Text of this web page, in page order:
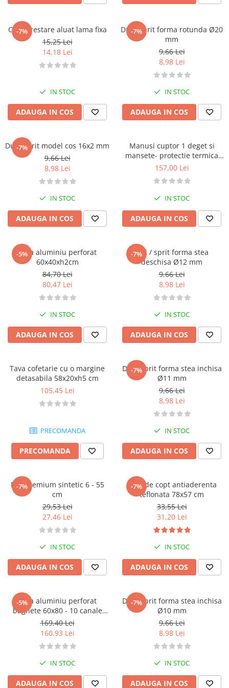
Dispozitive Cofetarie,
Mixere planetare
Aparate copt tarte
Aparate si Matrite/Chitare
Pulverizatoare
Matrice Patiserie
Forme Briose
Forme Metal
Forme Silicon
Ustensile Decorare
Accesorii Posuri
Duiuri, Sprituri Decorare
Seturi Decorare
Ustensile, Accesorii Cofetarie,
Site, Gratare,Blaturi taiere
Termometru
Cani, Flacoane, Boluri, Vase
Cutite, Raschete
Diverse Ustensile de Lucru
Spatule, Teluri, Pensule
-7%
Cutit crestare aluat lama fixa
15,25 Lei
14,18 Lei
IN STOC
ADAUGA IN COS
-7%
Dui / sprit forma rotunda Ø20
mm
9,66 Lei
8,98 Lei
IN STOC
ADAUGA IN COS
-7%
Dui / sprit model cos 16x2 mm
9,66 Lei
8,98 Lei
IN STOC
ADAUGA IN COS
Manusi cuptor 1 deget si
mansete- protectie termica
profesionala
157,00 Lei
IN STOC
ADAUGA IN COS
-5%
Tava aluminiu perforat
60x40xh2cm
84,70 Lei
80,47 Lei
IN STOC
ADAUGA IN COS
-7%
Dui / sprit forma stea
deschisa Ø12 mm
9,66 Lei
8,98 Lei
IN STOC
ADAUGA IN COS
Tava cofetarie cu o margine
detasabila 58x20xh5 cm
105,45 Lei
PRECOMANDA
PRECOMANDA
-7%
Dui / sprit forma stea inchisa
Ø11 mm
9,66 Lei
8,98 Lei
IN STOC
ADAUGA IN COS
-7%
Pos premium sintetic 6 - 55
cm
29,53 Lei
27,46 Lei
IN STOC
ADAUGA IN COS
-7%
Folie de copt antiaderenta
teflonata 78x57 cm
33,55 Lei
31,20 Lei
IN STOC
ADAUGA IN COS
-5%
Tava aluminiu perforat
baghete 60x80 - 10 canale
transversale
169,40 Lei
160,93 Lei
IN STOC
ADAUGA IN COS
-7%
Dui / sprit forma stea inchisa
Ø10 mm
9,66 Lei
8,98 Lei
IN STOC
ADAUGA IN COS